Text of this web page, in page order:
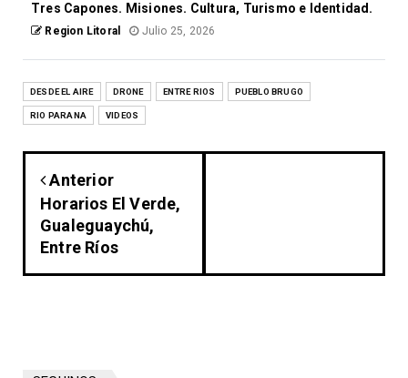
Tres Capones. Misiones. Cultura, Turismo e Identidad.
Region Litoral Julio 25, 2026
DESDE EL AIRE DRONE ENTRE RIOS PUEBLO BRUGO
RIO PARANA VIDEOS
Anterior
Horarios El Verde,
Gualeguaychú,
Entre Ríos